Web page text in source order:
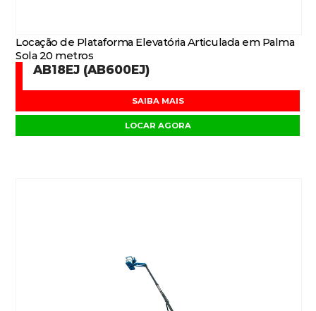
Locação de Plataforma Elevatória Articulada em Palma
Sola 20 metros
AB18EJ (AB600EJ)
SAIBA MAIS
LOCAR AGORA